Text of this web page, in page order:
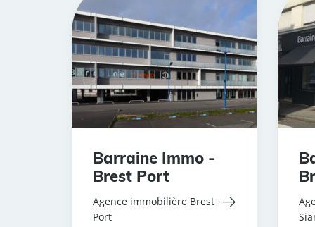
Barraine Immo -
Brest Port
Agence immobilière Brest
Port